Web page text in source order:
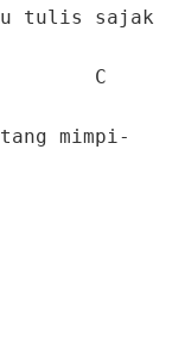
tulis sajak
C
mimpi-